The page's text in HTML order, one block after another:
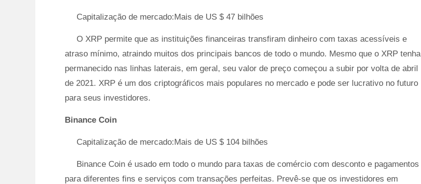
Capitalização de mercado:Mais de US $ 47 bilhões
O XRP permite que as instituições financeiras transfiram dinheiro com taxas acessíveis e
atraso mínimo, atraindo muitos dos principais bancos de todo o mundo. Mesmo que o XRP tenha
permanecido nas linhas laterais, em geral, seu valor de preço começou a subir por volta de abril
de 2021. XRP é um dos criptográficos mais populares no mercado e pode ser lucrativo no futuro
para seus investidores.
Binance Coin
Capitalização de mercado:Mais de US $ 104 bilhões
Binance Coin é usado em todo o mundo para taxas de comércio com desconto e pagamentos
para diferentes fins e serviços com transações perfeitas. Prevê-se que os investidores em